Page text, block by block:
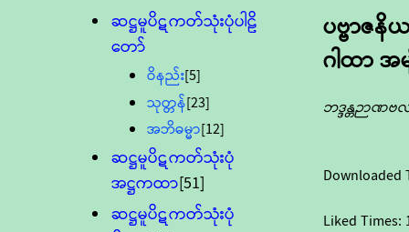
ဆဋ္ဌမူပိဋကတ်သုံးပုံပါဠိ
တော်
ဝိနည်း[5]
သုတ္တန်[23]
အဘိဓမ္မာ[12]
ဆဋ္ဌမူပိဋကတ်သုံးပုံ
အဋ္ဌကထာ[51]
ဆဋ္ဌမူပိဋကတ်သုံးပုံ
ပဗ္ဗာဇနိ
ဂါထာ အ
ဘဒ္ဒန္တဉာဏဗ
Downloaded
Liked Times: